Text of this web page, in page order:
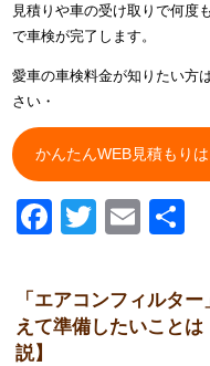
見積りや車の受け取りで何度
で車検が完了します。
愛車の車検料金が知りたい方
さい・
かんたんWEB見積もり
Facebook
TwitterEmail
「エアコンフィルタ
えて準備したいこと
説】